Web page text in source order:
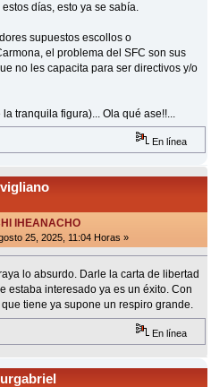
días, esto ya se sabía.
supuestos escollos o
el problema del SFC son sus
no les capacita para ser directivos y/o
tranquila figura)... Ola qué ase!!...
En línea
IHEANACHO
25, 2025, 11:04 Horas »
lo absurdo. Darle la carta de libertad
estaba interesado ya es un éxito. Con
tiene ya supone un respiro grande.
En línea